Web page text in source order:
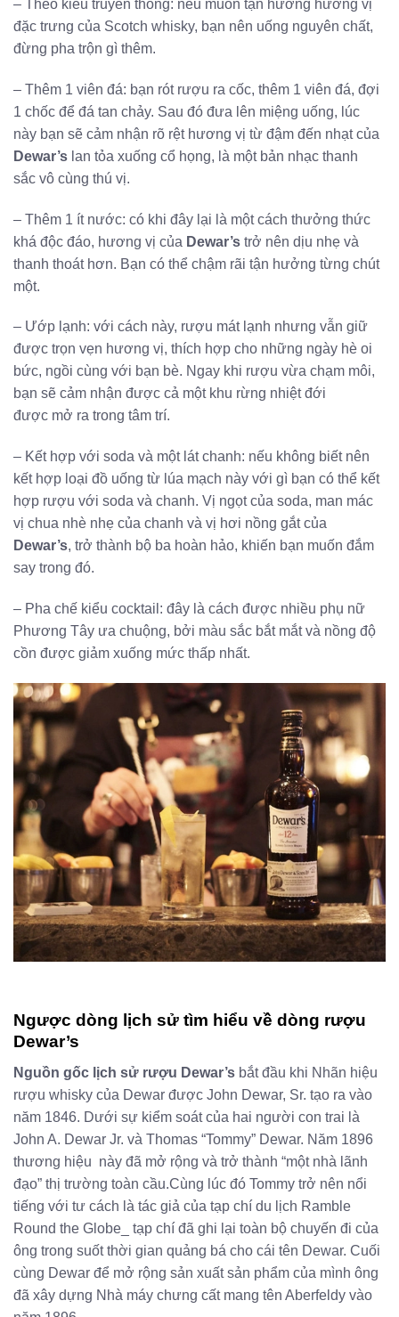
– Theo kiểu truyền thống: nếu muốn tận hưởng hương vị
đặc trưng của Scotch whisky, bạn nên uống nguyên chất,
đừng pha trộn gì thêm.
– Thêm 1 viên đá: bạn rót rượu ra cốc, thêm 1 viên đá, đợi
1 chốc để đá tan chảy. Sau đó đưa lên miệng uống, lúc
này bạn sẽ cảm nhận rõ rệt hương vị từ đậm đến nhạt của
Dewar’s lan tỏa xuống cổ họng, là một bản nhạc thanh
sắc vô cùng thú vị.
– Thêm 1 ít nước: có khi đây lại là một cách thưởng thức
khá độc đáo, hương vị của Dewar’s trở nên dịu nhẹ và
thanh thoát hơn. Bạn có thể chậm rãi tận hưởng từng chút
một.
– Ướp lạnh: với cách này, rượu mát lạnh nhưng vẫn giữ
được trọn vẹn hương vị, thích hợp cho những ngày hè oi
bức, ngồi cùng với bạn bè. Ngay khi rượu vừa chạm môi,
bạn sẽ cảm nhận được cả một khu rừng nhiệt đới
được mở ra trong tâm trí.
– Kết hợp với soda và một lát chanh: nếu không biết nên
kết hợp loại đồ uống từ lúa mạch này với gì bạn có thể kết
hợp rượu với soda và chanh. Vị ngọt của soda, man mác
vị chua nhè nhẹ của chanh và vị hơi nồng gắt của
Dewar’s, trở thành bộ ba hoàn hảo, khiến bạn muốn đắm
say trong đó.
– Pha chế kiểu cocktail: đây là cách được nhiều phụ nữ
Phương Tây ưa chuộng, bởi màu sắc bắt mắt và nồng độ
cồn được giảm xuống mức thấp nhất.
Ngược dòng lịch sử tìm hiểu về dòng rượu
Dewar’s
Nguồn gốc lịch sử rượu Dewar’s bắt đầu khi Nhãn hiệu
rượu whisky của Dewar được John Dewar, Sr. tạo ra vào
năm 1846. Dưới sự kiểm soát của hai người con trai là
John A. Dewar Jr. và Thomas “Tommy” Dewar. Năm 1896
thương hiệu này đã mở rộng và trở thành “một nhà lãnh
đạo” thị trường toàn cầu.Cùng lúc đó Tommy trở nên nổi
tiếng với tư cách là tác giả của tạp chí du lịch Ramble
Round the Globe_ tạp chí đã ghi lại toàn bộ chuyến đi của
ông trong suốt thời gian quảng bá cho cái tên Dewar. Cuối
cùng Dewar để mở rộng sản xuất sản phẩm của mình ông
đã xây dựng Nhà máy chưng cất mang tên Aberfeldy vào